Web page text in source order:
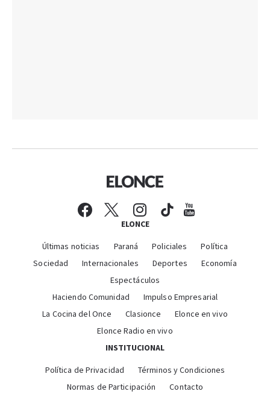
ELONCE
Últimas noticias Paraná Policiales
Política
Sociedad
Internacionales Deportes
Economía
Espectáculos
Haciendo Comunidad
Impulso Empresarial
La Cocina del Once
Clasionce
Elonce en vivo
Elonce Radio en vivo
INSTITUCIONAL
Política de Privacidad
Términos y Condiciones
Normas de Participación
Contacto